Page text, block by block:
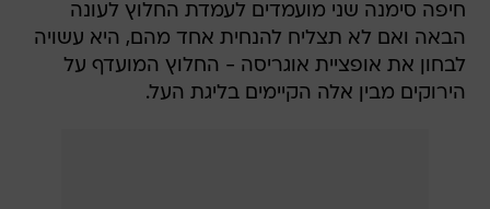
חיפה סימנה שני מועמדים לעמדת החלוץ לעונה
הבאה ואם לא תצליח להנחית אחד מהם, היא עשויה
לבחון את אופציית אוגריסה - החלוץ המועדף על
הירוקים מבין אלה הקיימים בליגת העל.